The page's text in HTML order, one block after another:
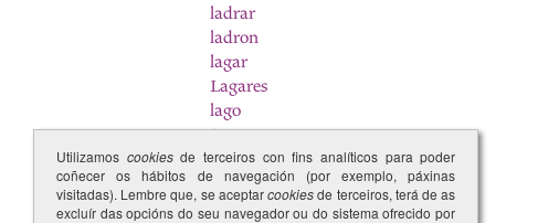
ladrar
ladron
lagar
Lagares
lago
Lago
lai1
lai
lais
Utilizamos cookiesde terceiros con fins analíticos para poder
coñecer os hábitos de navegación (por exemplo, páxinas
visitadas). Lembre que, se aceptarcookiesde terceiros, terá de as
excluír das opcións do seu navegador ou do sistema ofrecido por